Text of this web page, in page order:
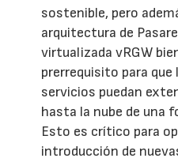
sostenible, pero
arquitectura de
virtualizada vRGW
prerrequisito para que
servicios puedan
hasta la nube de una
Esto es crítico para
introducción de